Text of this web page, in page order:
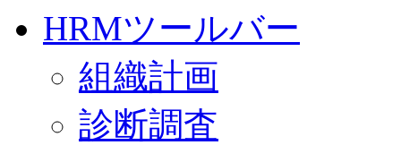
HRMツールバー
組織計画
診断調査